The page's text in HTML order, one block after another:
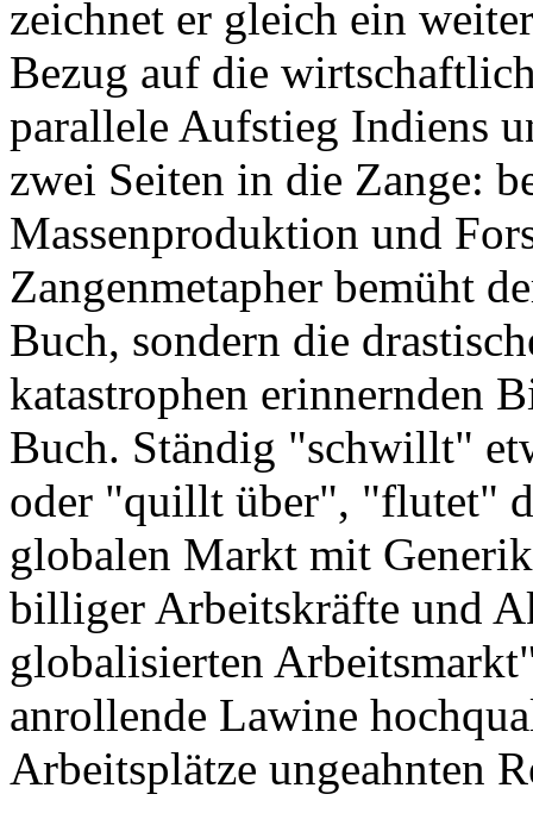
zeichnet er gleich ein
Bezug auf die
parallele Aufstieg Indiens
zwei Seiten in die Zange:
Massenproduktion und
Zangenmetapher bemüht
Buch, sondern die
katastrophen erinnernden
Buch. Ständig "schwillt"
oder "quillt über", "flutet"
globalen Markt mit
billiger Arbeitskräfte und
globalisierten
anrollende Lawine
Arbeitsplätze ungeahnten